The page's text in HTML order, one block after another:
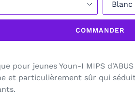
COMMANDER
pour jeunes Youn-I MIPS
et particulièrement sûr qui